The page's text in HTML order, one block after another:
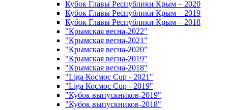
Кубок Главы Республики Крым – 2020
Кубок Главы Республики Крым – 2019
Кубок Главы Республики Крым – 2018
"Крымская весна-2022"
"Крымская весна-2021"
"Крымская весна-2020"
"Крымская весна-2019"
"Крымская весна-2018"
"Liga Космос Cup - 2021"
"Liga Космос Cup - 2019"
"Кубок выпускников-2019"
"Кубок выпускников-2018"